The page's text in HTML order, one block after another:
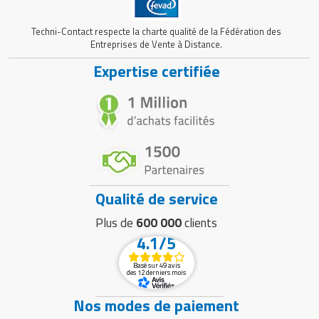
Vêtement sportif
Rôtisserie professionnelle
Sautause professionnelle
Table de cuisson professionnelle
Tables de préparation réfrigérées
Ustensile de cuisine
Vaisselle restaurant
Vitrines réfrigérées
Techni-Contact respecte la charte qualité de la Fédération des
Entreprises de Vente à Distance.
Expertise certifiée
Qualité de service
Plus de 600 000clients
4.1/5
Basé sur 49 avis
des 12 derniers mois
Nos modes de paiement